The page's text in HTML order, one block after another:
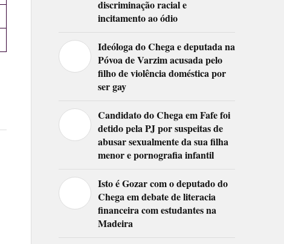
discriminação racial e
incitamento ao ódio
Ideóloga do Chega e deputada na
Póvoa de Varzim acusada pelo
filho de violência doméstica por
ser gay
Candidato do Chega em Fafe foi
detido pela PJ por suspeitas de
abusar sexualmente da sua filha
menor e pornografia infantil
Isto é Gozar com o deputado do
Chega em debate de literacia
financeira com estudantes na
Madeira